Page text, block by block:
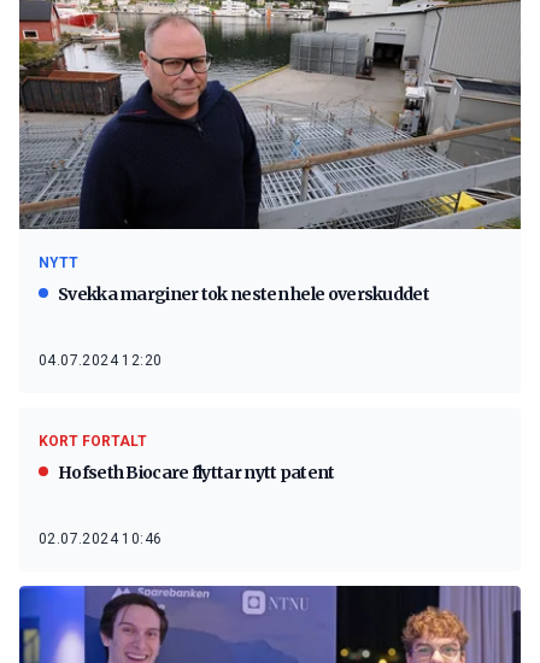
NYTT
Svekka marginer tok nesten hele overskuddet
04.07.2024 12:20
KORT FORTALT
Hofseth Biocare flyttar nytt patent
02.07.2024 10:46